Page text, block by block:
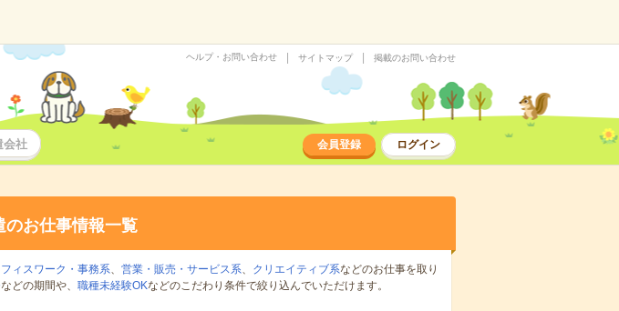
ヘルプ・お問い合わせ サイトマップ 掲載のお問い合わせ
会社 会員登録 ログイン
のお仕事情報一覧
ィスワーク・事務系、 営業・販売・サービス系、 クリエイティブ系などのお仕事を取り
などの期間や、 職種未経験OKなどのこだわり条件で絞り込んでいただけます。